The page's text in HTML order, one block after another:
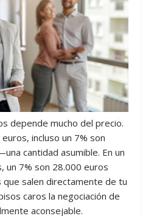
depende mucho del precio.
incluso un 7% son
cantidad asumible. En un
un 7% son 28.000 euros
que salen directamente de tu
caros la negociación de
aconsejable.